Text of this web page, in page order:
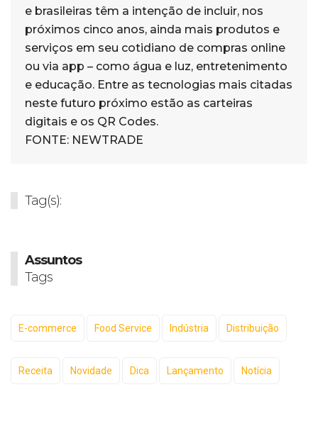
e brasileiras têm a intenção de incluir, nos
próximos cinco anos, ainda mais produtos e
serviços em seu cotidiano de compras online
ou via app – como água e luz, entretenimento
e educação. Entre as tecnologias mais citadas
neste futuro próximo estão as carteiras
digitais e os QR Codes.
FONTE: NEWTRADE
Tag(s):
Assuntos
Tags
E-commerce Food Service Indústria Distribuição
Receita Novidade Dica Lançamento Notícia